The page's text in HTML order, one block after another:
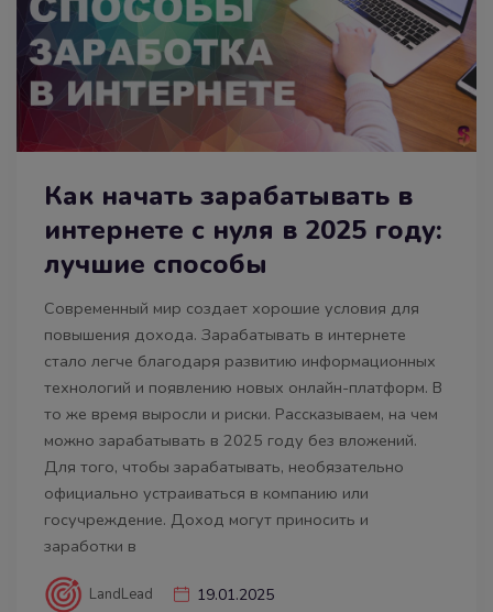
Как начать зарабатывать в
интернете с нуля в 2025 году:
лучшие способы
Современный мир создает хорошие условия для
повышения дохода. Зарабатывать в интернете
стало легче благодаря развитию информационных
технологий и появлению новых онлайн-платформ. В
то же время выросли и риски. Рассказываем, на чем
можно зарабатывать в 2025 году без вложений.
Для того, чтобы зарабатывать, необязательно
официально устраиваться в компанию или
госучреждение. Доход могут приносить и
заработки в
LandLead 19.01.2025